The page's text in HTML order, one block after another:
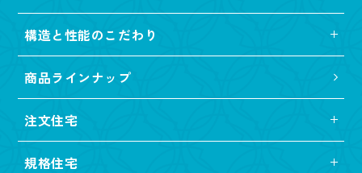
構造と性能のこだわり
商品ラインナップ
注文住宅
規格住宅